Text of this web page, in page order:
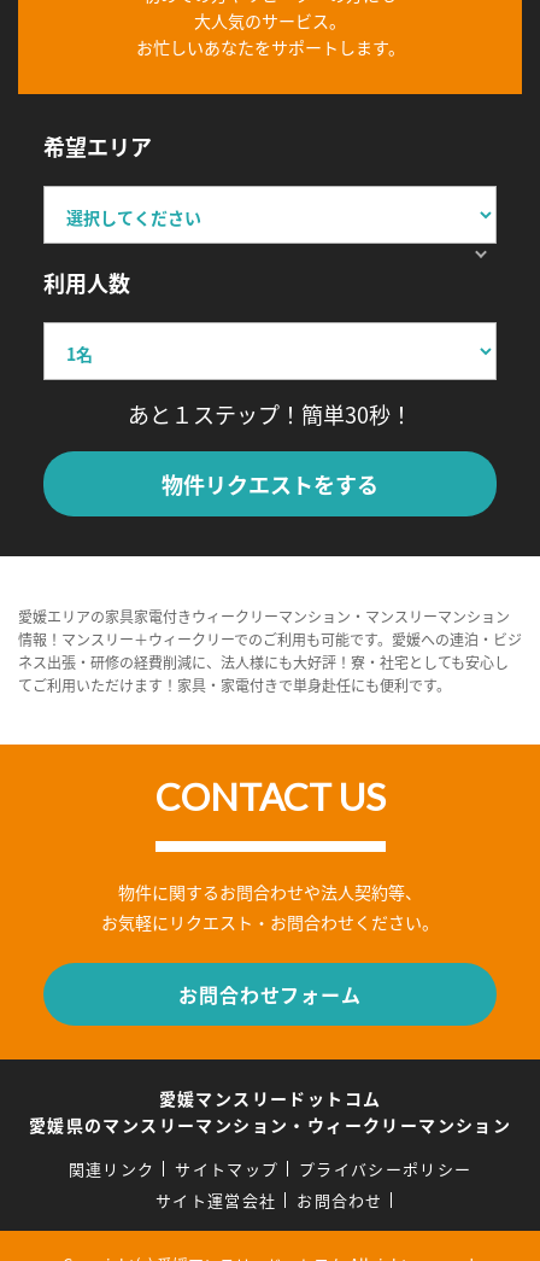
大人気のサービス。
お忙しいあなたをサポートします。
希望エリア
利用人数
あと１ステップ！簡単30秒！
物件リクエストをする
愛媛エリアの家具家電付きウィークリーマンション・マンスリーマンション
情報！マンスリー＋ウィークリーでのご利用も可能です。愛媛への連泊・ビジ
ネス出張・研修の経費削減に、法人様にも大好評！寮・社宅としても安心し
てご利用いただけます！家具・家電付きで単身赴任にも便利です。
CONTACT US
物件に関するお問合わせや法人契約等、
お気軽にリクエスト・お問合わせください。
お問合わせフォーム
愛媛マンスリードットコム
愛媛県のマンスリーマンション・ウィークリーマンション
関連リンク サイトマップ
プライバシーポリシー
サイト運営会社
お問合わせ